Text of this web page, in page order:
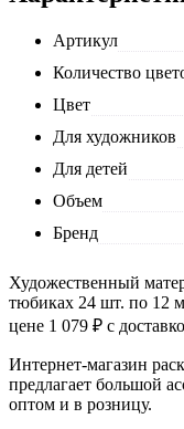
Артикул
Количество
Цвет
Для художников
Для детей
Объем
Бренд
Художественный
тюбиках 24 шт. по 12
цене 1 079 ₽ с
Интернет-магазин
предлагает большой
оптом и в розницу.